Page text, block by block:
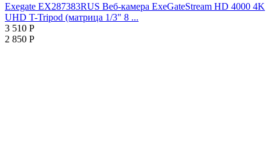
Exegate EX287383RUS Веб-камера ExeGateStream HD 4000 4K
UHD T-Tripod (матрица 1/3" 8 ...
3 510 Р
2 850 Р